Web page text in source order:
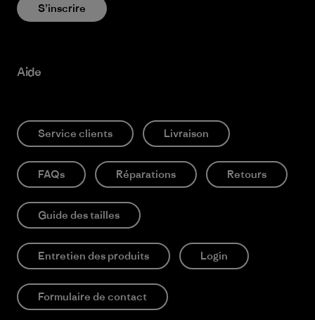
S’inscrire
Aide
Service clients Livraison
FAQs Réparations Retours
Guide des tailles
Entretien des produits Login
Formulaire de contact